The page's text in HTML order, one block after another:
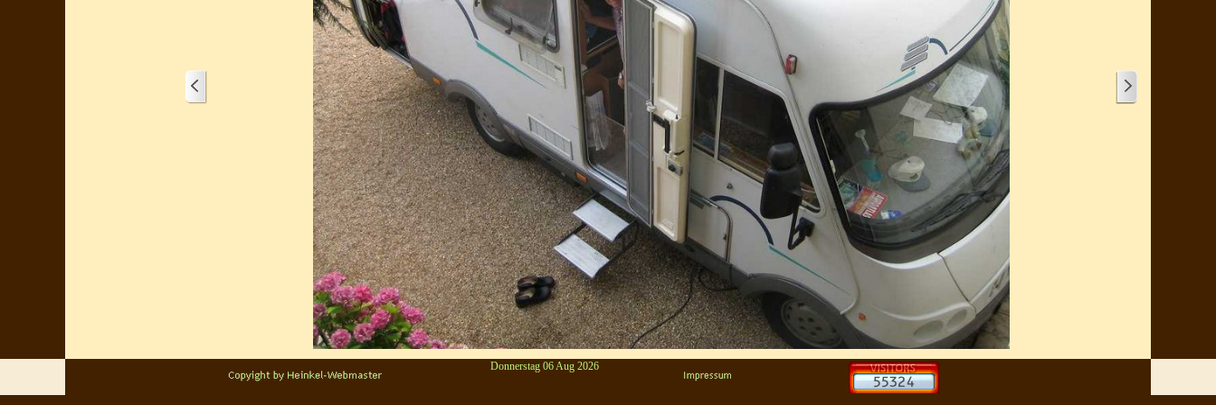
Donnerstag 06 Aug 2026